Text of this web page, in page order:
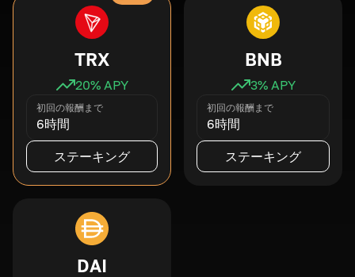
TRX
20% APY
初回の報酬まで
6時間
ステーキング
BNB
3% APY
初回の報酬まで
6時間
ステーキング
DAI